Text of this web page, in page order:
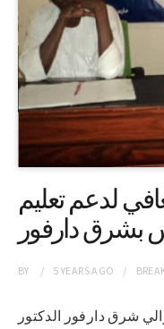
لدعم تعليم
بشرق دارفور
BY 5 YEARSAGO
دشن والي شرق دارفور الدكتور